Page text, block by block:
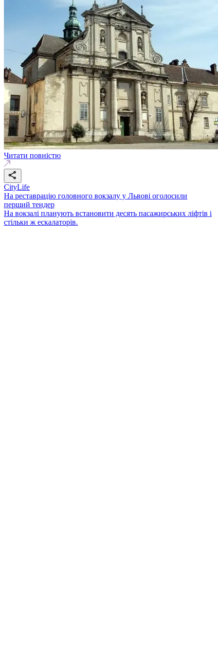
Читати повністю
CityLife
На реставрацію головного вокзалу у Львові оголосили
перший тендер
На вокзалі планують встановити десять пасажирських ліфтів і
стільки ж ескалаторів.